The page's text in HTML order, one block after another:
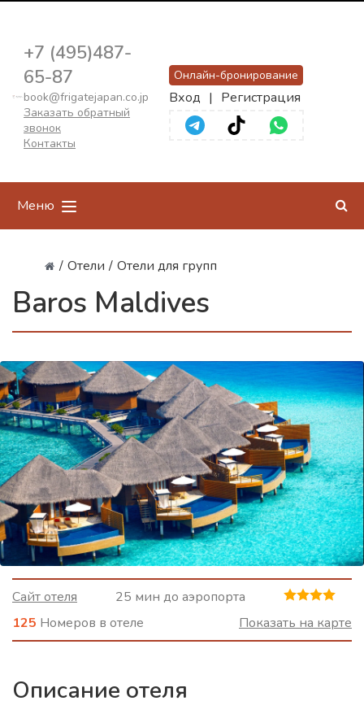
+7 (495)487-
65-87
book@frigatejapan.co.jp
Заказать обратный
звонок
Контакты
Онлайн-бронирование
Вход | Регистрация
Меню
/ Отели / Отели для групп
Baros Maldives
Сайт отеля
25 мин до аэропорта
125 Номеров в отеле Показать на карте
Описание отеля